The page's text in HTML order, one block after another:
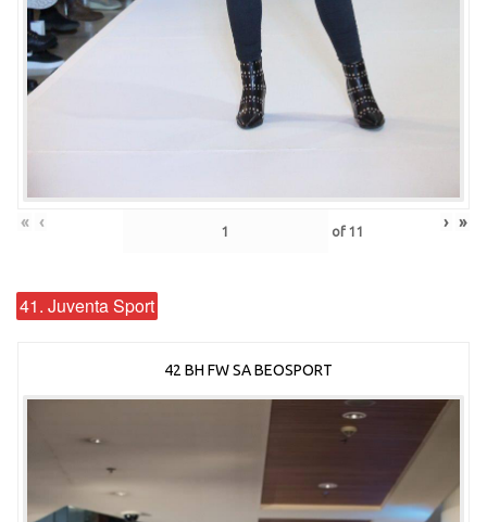
« ‹ of 11 › »
41. Juventa Sport
42 BH FW SA BEOSPORT